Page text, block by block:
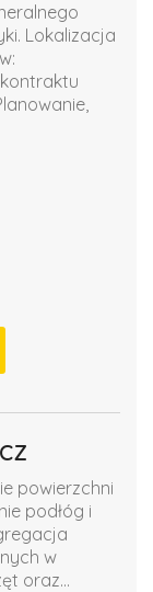
Lokalizacja
powierzchni
podłóg i
w
oraz...